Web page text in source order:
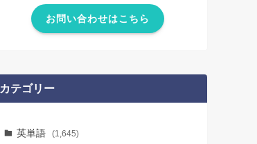
お問い合わせはこちら
カテゴリー
英単語 (1,645)